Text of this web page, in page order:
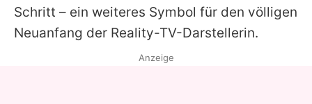
Schritt – ein weiteres Symbol für den völligen
Neuanfang der Reality-TV-Darstellerin.
Anzeige